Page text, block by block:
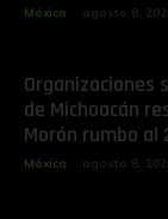
México agosto 8,
Organizaciones
de Michoacán
Morón rumbo al
México agosto 8,